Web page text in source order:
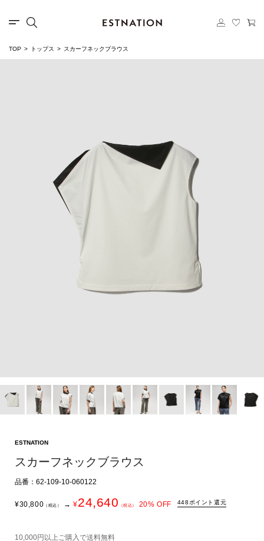
TOP トップス スカーフネックブラウス
ESTNATION
スカーフネックブラウス
品番：62-109-10-060122
¥30,800 （税込） → ¥24,640 （税込） 20% OFF 448ポイント還元
10,000円以上ご購入で送料無料